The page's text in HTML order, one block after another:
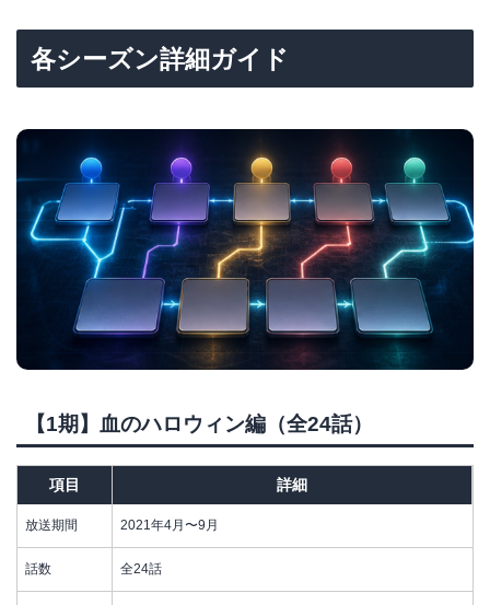
各シーズン詳細ガイド
【1期】血のハロウィン編（全24話）
項目 詳細
放送期間 2021年4月〜9月
話数 全24話